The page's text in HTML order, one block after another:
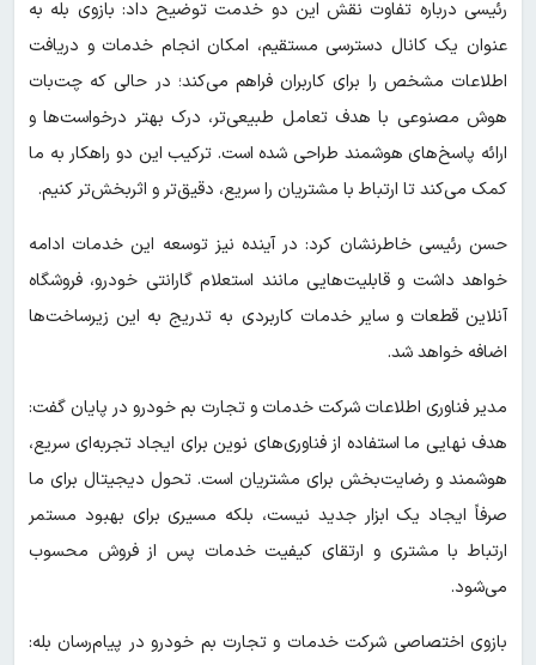
رئیسی درباره تفاوت نقش این دو خدمت توضیح داد: بازوی بله به
عنوان یک کانال دسترسی مستقیم، امکان انجام خدمات و دریافت
اطلاعات مشخص را برای کاربران فراهم می‌کند؛ در حالی که چت‌بات
هوش مصنوعی با هدف تعامل طبیعی‌تر، درک بهتر درخواست‌ها و
ارائه پاسخ‌های هوشمند طراحی شده است. ترکیب این دو راهکار به ما
کمک می‌کند تا ارتباط با مشتریان را سریع‌، دقیق‌تر و اثربخش‌تر کنیم.
حسن رئیسی خاطرنشان کرد: در آینده نیز توسعه این خدمات ادامه
خواهد داشت و قابلیت‌هایی مانند استعلام گارانتی خودرو، فروشگاه
آنلاین قطعات و سایر خدمات کاربردی به تدریج به این زیرساخت‌ها
اضافه خواهد شد.
مدیر فناوری اطلاعات شرکت خدمات و تجارت بم خودرو در پایان گفت:
هدف نهایی ما استفاده از فناوری‌های نوین برای ایجاد تجربه‌ای سریع،
هوشمند و رضایت‌بخش برای مشتریان است. تحول دیجیتال برای ما
صرفاً ایجاد یک ابزار جدید نیست، بلکه مسیری برای بهبود مستمر
ارتباط با مشتری و ارتقای کیفیت خدمات پس از فروش محسوب
می‌شود.
بازوی اختصاصی شرکت خدمات و تجارت بم خودرو در پیام‌رسان بله: